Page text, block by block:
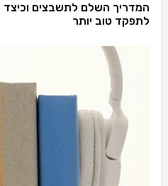
המדריך השלם לתשבצים וכיצד
לתפקד טוב יותר